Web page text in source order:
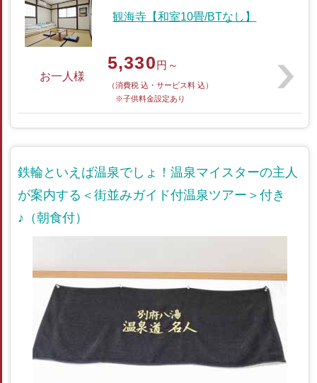
観海寺【和室10畳/BTなし】
お一人様
5,330円～
（消費税 込・サービス料 込）
※子供料金設定あり
鉄輪といえば温泉でしょ！温泉マイスターの主人
が案内する＜街並みガイド付温泉ツアー＞付き
♪（朝食付）